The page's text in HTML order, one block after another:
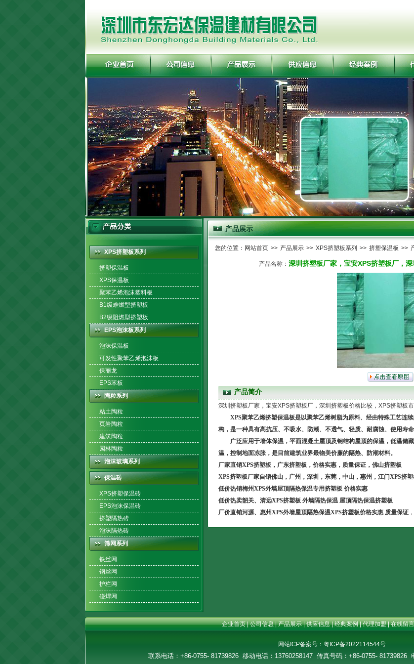
XPS挤塑板系列
挤塑保温板
XPS保温板
聚苯乙烯泡沫塑料板
B1级难燃型挤塑板
B2级阻燃型挤塑板
EPS泡沫板系列
泡沫保温板
可发性聚苯乙烯泡沫板
保丽龙
EPS苯板
陶粒系列
粘土陶粒
页岩陶粒
建筑陶粒
园林陶粒
泡沫玻璃系列
保温砖
XPS挤塑保温砖
EPS泡沫保温砖
挤塑隔热砖
泡沫隔热砖
筛网系列
铁丝网
钢丝网
护栏网
碰焊网
产品展示
您的位置： 网站首页 >> 产品展示 >> XPS挤塑板系列 >> 挤塑保温板 >>
产品名称： 深圳挤塑板厂家，宝安XPS挤塑板厂，
产品简介
深圳挤塑板厂家，宝安XPS挤塑板厂，深圳挤塑板价格比较，XPS挤塑板市
XPS聚苯乙烯挤塑保温板是以聚苯乙烯树脂为原料、经由特殊工艺连
构，是一种具有高抗压、不吸水、防潮、不透气、轻质、耐腐蚀、使用寿
广泛应用于墙体保温，平面混凝土屋顶及钢结构屋顶的保温，低温储
温，控制地面冻胀，是目前建筑业界最物美价廉的隔热、防潮材料。
厂家直销XPS挤塑板，广东挤塑板，价格实惠，质量保证，佛山挤塑板
XPS挤塑板厂家自销佛山，广州，深圳，东莞，中山，惠州，江门XPS挤
低价热销梅州XPS外墙屋顶隔热保温专用挤塑板 价格实惠
低价热卖韶关、清远XPS挤塑板 外墙隔热保温 屋顶隔热保温挤塑板
厂价直销河源、惠州XPS外墙屋顶隔热保温XPS挤塑板价格实惠 质量保证
企业首页|公司信息|产品展示|供应信息|经典案例|代理加盟|在线留言
网站ICP备案号： 粤ICP备2022114544号
联系电话：+86-0755- 81739826 移动电话：13760258147 传真号码：+86-0755- 81739826